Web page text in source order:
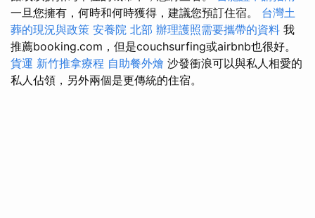
一旦您擁有，何時和何時獲得，建議您預訂住宿。 台灣土
葬的現況與政策 安養院 北部 辦理護照需要攜帶的資料 我
推薦booking.com，但是couchsurfing或airbnb也很好。
貨運 新竹推拿療程 自助餐外燴 沙發衝浪可以與私人相愛的
私人佔領，另外兩個是更傳統的住宿。